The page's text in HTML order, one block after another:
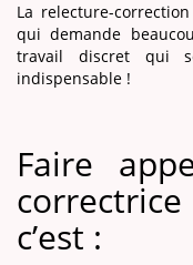
La relecture-
qui demande
travail discret qui
indispensable !
Faire
c’est :